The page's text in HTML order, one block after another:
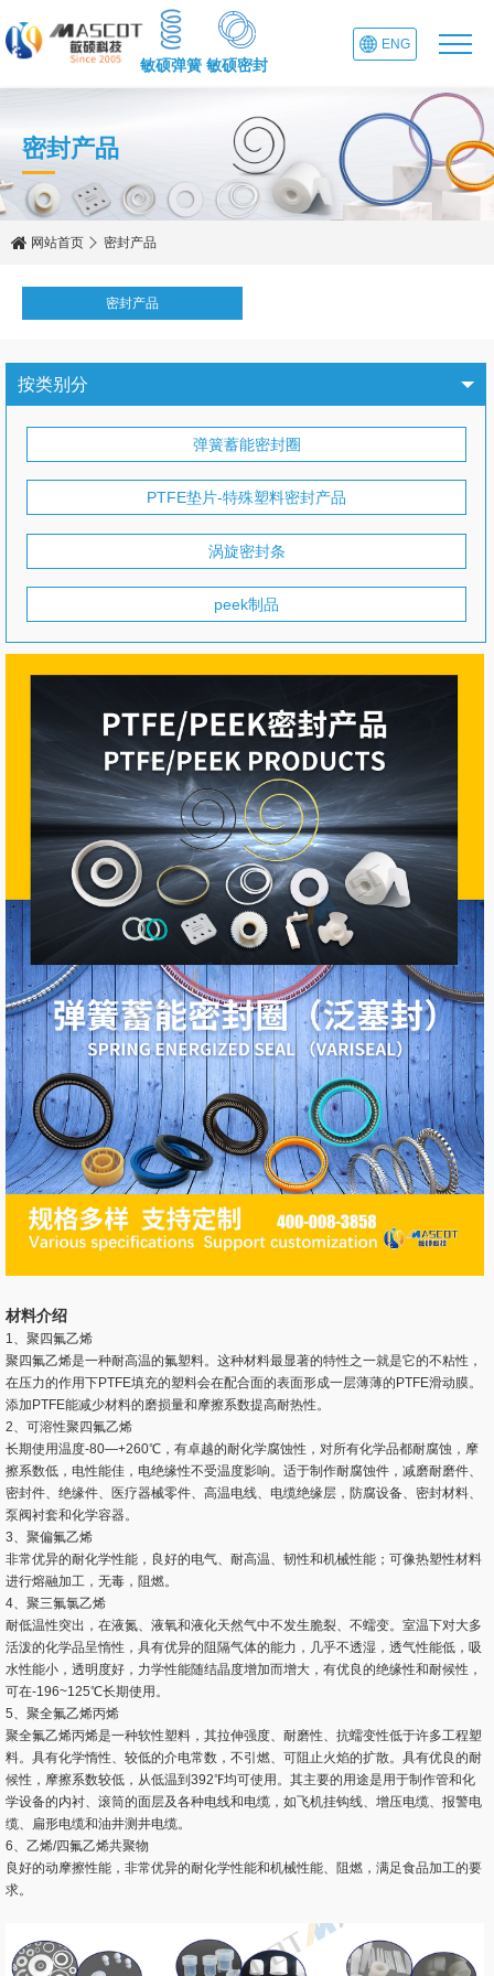
敏硕弹簧 敏硕密封
ENG
密封产品
网站首页 密封产品
密封产品
按类别分
弹簧蓄能密封圈
PTFE垫片-特殊塑料密封产品
涡旋密封条
peek制品
材料介绍
1、聚四氟乙烯
聚四氟乙烯是一种耐高温的氟塑料。这种材料最显著的特性之一就是它的不粘性，
在压力的作用下PTFE填充的塑料会在配合面的表面形成一层薄薄的PTFE滑动膜。
添加PTFE能减少材料的磨损量和摩擦系数提高耐热性。
2、可溶性聚四氟乙烯
长期使用温度-80—+260℃，有卓越的耐化学腐蚀性，对所有化学品都耐腐蚀，摩
擦系数低，电性能佳，电绝缘性不受温度影响。适于制作耐腐蚀件，减磨耐磨件、
密封件、绝缘件、医疗器械零件、高温电线、电缆绝缘层，防腐设备、密封材料、
泵阀衬套和化学容器。
3、聚偏氟乙烯
非常优异的耐化学性能，良好的电气、耐高温、韧性和机械性能；可像热塑性材料
进行熔融加工，无毒，阻燃。
4、聚三氟氯乙烯
耐低温性突出，在液氮、液氧和液化天然气中不发生脆裂、不蠕变。室温下对大多
活泼的化学品呈惰性，具有优异的阻隔气体的能力，几乎不透湿，透气性能低，吸
水性能小，透明度好，力学性能随结晶度增加而增大，有优良的绝缘性和耐候性，
可在-196~125℃长期使用。
5、聚全氟乙烯丙烯
聚全氟乙烯丙烯是一种软性塑料，其拉伸强度、耐磨性、抗蠕变性低于许多工程塑
料。具有化学惰性、较低的介电常数，不引燃、可阻止火焰的扩散。具有优良的耐
候性，摩擦系数较低，从低温到392℉均可使用。其主要的用途是用于制作管和化
学设备的内衬、滚筒的面层及各种电线和电缆，如飞机挂钩线、增压电缆、报警电
缆、扁形电缆和油井测井电缆。
6、乙烯/四氟乙烯共聚物
良好的动摩擦性能，非常优异的耐化学性能和机械性能、阻燃，满足食品加工的要
求。